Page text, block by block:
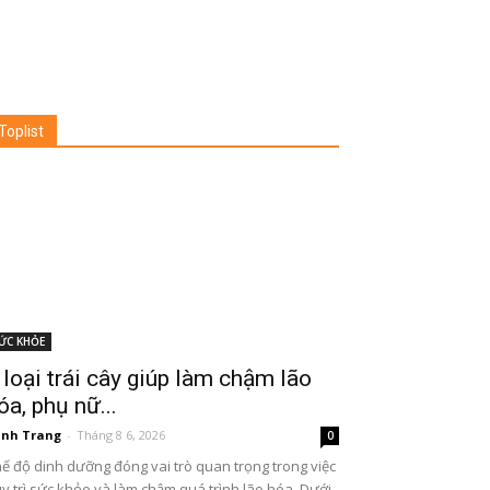
KHỎE
loại trái cây giúp làm chậm lão
phụ nữ...
Trang - Tháng 8 6, 2026 0
độ dinh dưỡng đóng vai trò quan trọng trong việc